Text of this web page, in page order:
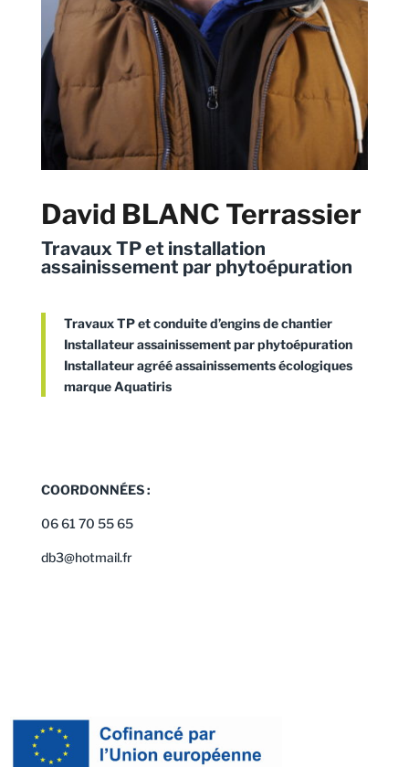
David BLANC Terrassier
Travaux TP et installation
assainissement par phytoépuration
Travaux TP et conduite d’engins de chantier
Installateur assainissement par phytoépuration
Installateur agréé assainissements écologiques
marque Aquatiris
COORDONNÉES :
06 61 70 55 65
db3@hotmail.fr